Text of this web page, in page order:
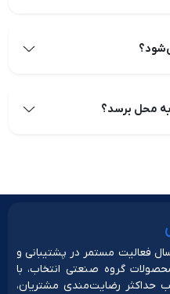
محل برسد؟
در انتخاب سرویس با بیش از ۲۰ سال فعالیت مستمر در پشتیبانی و
گروه صنعتی انتخاب، با
حداکثر رضایت‌مندی مشتریان،